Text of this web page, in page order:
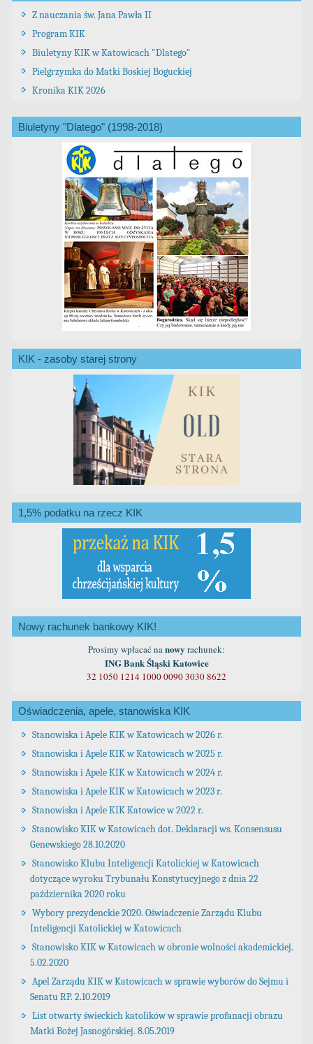
Z nauczania św. Jana Pawła II
Program KIK
Biuletyny KIK w Katowicach "Dlatego"
Pielgrzymka do Matki Boskiej Boguckiej
Kronika KIK 2026
Biuletyny "Dlatego" (1998-2018)
KIK - zasoby starej strony
1,5% podatku na rzecz KIK
Nowy rachunek bankowy KIK!
Prosimy wpłacać nanowy rachunek:
ING Bank Śląski Katowice
32 1050 1214 1000 0090 3030 8622
Oświadczenia, apele, stanowiska KIK
Stanowiska i Apele KIK w Katowicach w 2026 r.
Stanowiska i Apele KIK w Katowicach w 2025 r.
Stanowiska i Apele KIK w Katowicach w 2024 r.
Stanowiska i Apele KIK w Katowicach w 2023 r.
Stanowiska i Apele KIK Katowice w 2022 r.
Stanowisko KIK w Katowicach dot. Deklaracji ws. Konsensusu
Genewskiego 28.10.2020
Stanowisko Klubu Inteligencji Katolickiej w Katowicach
dotyczące wyroku Trybunału Konstytucyjnego z dnia 22
października 2020 roku
Wybory prezydenckie 2020. Oświadczenie Zarządu Klubu
Inteligencji Katolickiej w Katowicach
Stanowisko KIK w Katowicach w obronie wolności akademickiej.
5.02.2020
Apel Zarządu KIK w Katowicach w sprawie wyborów do Sejmu i
Senatu RP. 2.10.2019
List otwarty świeckich katolików w sprawie profanacji obrazu
Matki Bożej Jasnogórskiej. 8.05.2019